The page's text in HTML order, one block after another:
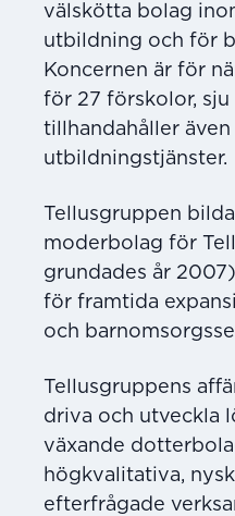
välskötta bolag
utbildning och för
Koncernen är för
för 27 förskolor,
tillhandahåller
utbildningstjänster.
Tellusgruppen
moderbolag för
grundades år
för framtida
och
Tellusgruppens
driva och utveckla
växande
högkvalitativa,
efterfrågade